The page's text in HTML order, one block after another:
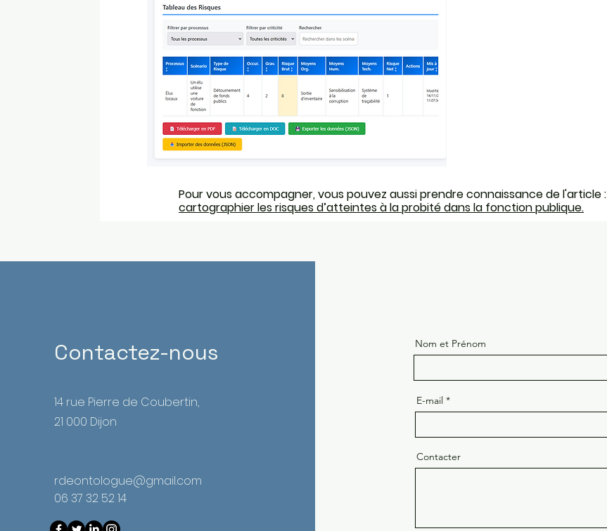
Pour vous accompagner, vous pouvez aussi prendre connaissance de l'article :
cartographier les risques d’atteintes à la probité dans la fonction publique.
Contactez-nous
14 rue Pierre de Coubertin,
21 000 Dijon
rdeontologue@gmail.com
06 37 32 52 14
Nom et Prénom
E-mail
Contacter